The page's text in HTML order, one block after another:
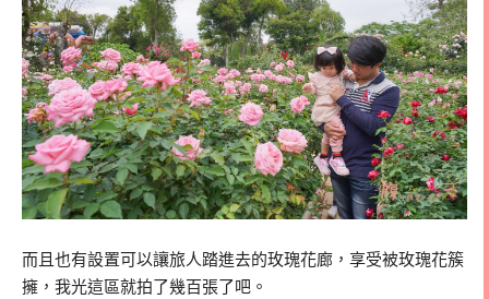
而且也有設置可以讓旅人踏進去的玫瑰花廊，享受被玫瑰花簇
擁，我光這區就拍了幾百張了吧。